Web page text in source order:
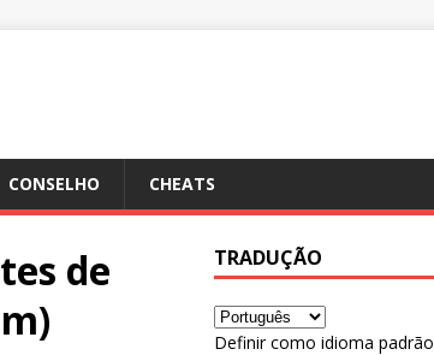
CONSELHO CHEATS
de
TRADUÇÃO
Definir como idioma padrão